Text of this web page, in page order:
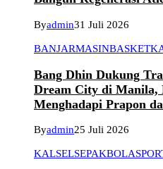
Byadmin31 Juli 2026
BANJARMASINBASKET
Bang Dhin Dukung
Dream City di Manila,
Menghadapi Prapon
Byadmin25 Juli 2026
KALSELSEPAKBOLA